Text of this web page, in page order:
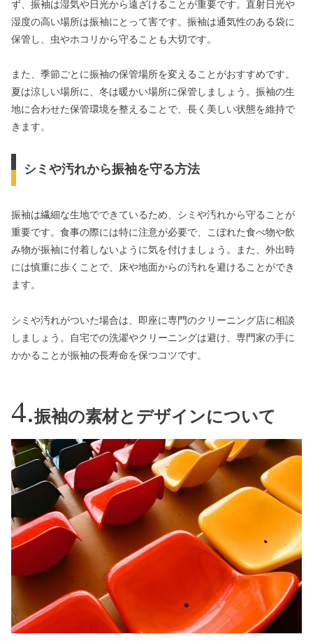
ず、振袖は湿気や日光から遠ざけることが重要です。直射日光や
湿度の高い場所は振袖にとって害です。振袖は通気性のある袋に
保管し、虫やホコリから守ることも大切です。
また、季節ごとに振袖の保管場所を変えることがおすすめです。
夏は涼しい場所に、冬は暖かい場所に保管しましょう。振袖の生
地に合わせた保管環境を整えることで、長く美しい状態を維持で
きます。
シミや汚れから振袖を守る方法
振袖は繊細な生地でできているため、シミや汚れから守ることが
重要です。食事の際には特に注意が必要で、こぼれた食べ物や飲
み物が振袖に付着しないように気を付けましょう。また、外出時
には慎重に歩くことで、床や地面からの汚れを避けることができ
ます。
シミや汚れがついた場合は、即座に専門のクリーニング店に相談
しましょう。自宅での洗濯やクリーニングは避け、専門家の手に
かかることが振袖の長寿命を保つコツです。
振袖の素材とデザインについて